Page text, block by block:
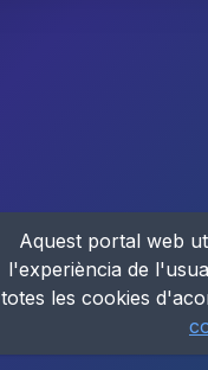
Aquest portal web
l'experiència de
totes les cookies